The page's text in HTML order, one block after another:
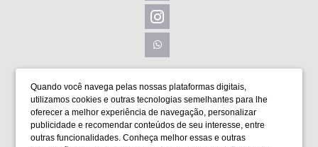
Quando você navega pelas nossas plataformas digitais,
utilizamos cookies e outras tecnologias semelhantes para lhe
oferecer a melhor experiência de navegação, personalizar
publicidade e recomendar conteúdos de seu interesse, entre
outras funcionalidades. Conheça melhor essas e outras
FORMAS DE PAGAMENTO